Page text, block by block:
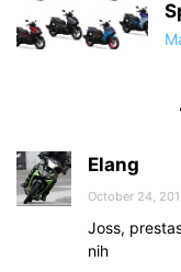
Elang
October 24,
Joss,
nih